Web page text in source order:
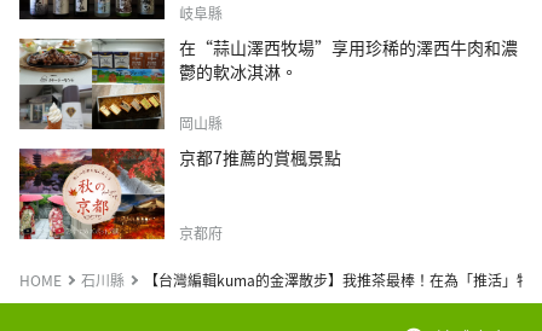
岐阜縣
在“蒜山澤西牧場”享用珍稀的澤西牛肉和濃
鬱的軟冰淇淋。
岡山縣
京都7推薦的賞楓景點
京都府
HOME 石川縣 【台灣編輯kuma的金澤散步】我推茶最棒！在為「推活」